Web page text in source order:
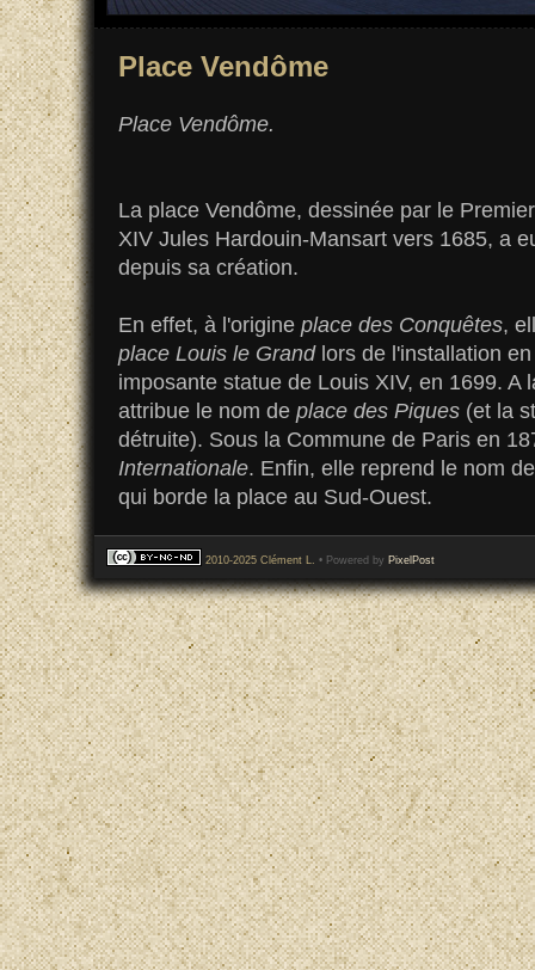
Place Vendôme
Place Vendôme.
La place Vendôme, dessinée par le
XIV Jules Hardouin-Mansart vers 1685, a
depuis sa création.
En effet, à l'origine place des Conquêtes,
place Louis le Grandlors de l'installation
imposante statue de Louis XIV, en 1699. A
attribue le nom de place des Piques (et la
détruite). Sous la Commune de Paris en
Internationale. Enfin, elle reprend le nom
qui borde la place au Sud-Ouest.
2010-2025 Clément L. • Powered by PixelPost